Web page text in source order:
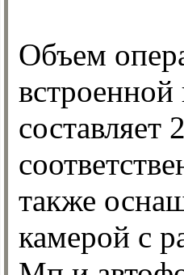
Объем
также
камерой с